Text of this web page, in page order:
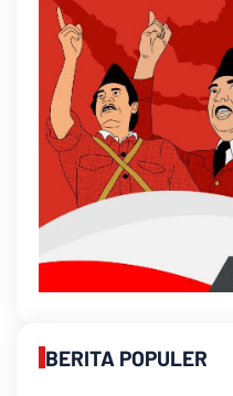
BERITA POPULER